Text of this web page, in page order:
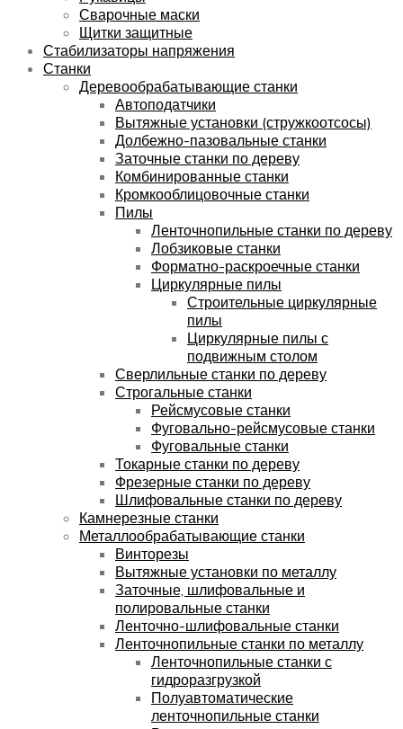
Сварочные маски
Щитки защитные
Стабилизаторы напряжения
Станки
Деревообрабатывающие станки
Автоподатчики
Вытяжные установки (стружкоотсосы)
Долбежно-пазовальные станки
Заточные станки по дереву
Комбинированные станки
Кромкооблицовочные станки
Пилы
Ленточнопильные станки по дереву
Лобзиковые станки
Форматно-раскроечные станки
Циркулярные пилы
Строительные циркулярные
пилы
Циркулярные пилы с
подвижным столом
Сверлильные станки по дереву
Строгальные станки
Рейсмусовые станки
Фуговально-рейсмусовые станки
Фуговальные станки
Токарные станки по дереву
Фрезерные станки по дереву
Шлифовальные станки по дереву
Камнерезные станки
Металлообрабатывающие станки
Винторезы
Вытяжные установки по металлу
Заточные, шлифовальные и
полировальные станки
Ленточно-шлифовальные станки
Ленточнопильные станки по металлу
Ленточнопильные станки с
гидроразгрузкой
Полуавтоматические
ленточнопильные станки